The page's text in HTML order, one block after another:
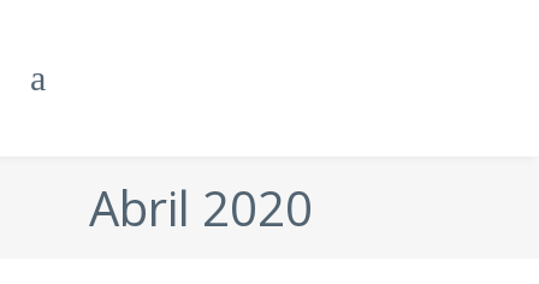
Abril 2020